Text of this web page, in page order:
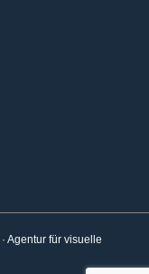
· Agentur für visuelle